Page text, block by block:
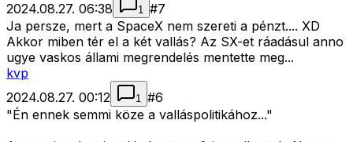
2024.08.27. 06:38
1 #7
Ja persze, mert a SpaceX nem szereti a pénzt.... XD
Akkor miben tér el a két vallás? Az SX-et ráadásul anno
ugye vaskos állami megrendelés mentette meg...
kvp
2024.08.27. 00:12
1 #6
"Én ennek semmi köze a valláspolitikához..."